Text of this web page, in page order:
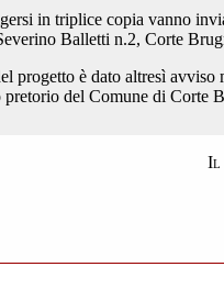
in triplice copia vanno
Balletti n.2, Corte
progetto è dato altresì avviso
pretorio del Comune di Corte
Il